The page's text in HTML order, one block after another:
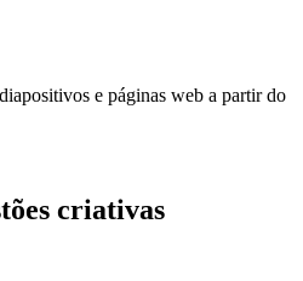
e páginas web a partir do
criativas